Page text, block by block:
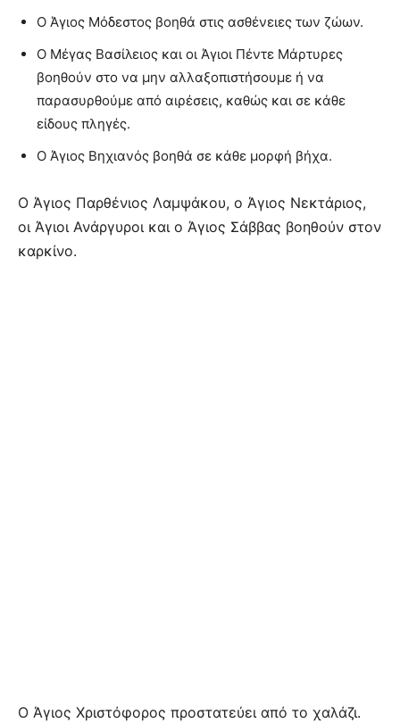
Ο Άγιος Μόδεστος βοηθά στις ασθένειες των ζώων.
Ο Μέγας Βασίλειος και οι Άγιοι Πέντε Μάρτυρες
βοηθούν στο να μην αλλαξοπιστήσουμε ή να
παρασυρθούμε από αιρέσεις, καθώς και σε κάθε
είδους πληγές.
Ο Άγιος Βηχιανός βοηθά σε κάθε μορφή βήχα.
Ο Άγιος Παρθένιος Λαμψάκου, ο Άγιος Νεκτάριος,
οι Άγιοι Ανάργυροι και ο Άγιος Σάββας βοηθούν στον
καρκίνο.
Ο Άγιος Χριστόφορος προστατεύει από το χαλάζι.